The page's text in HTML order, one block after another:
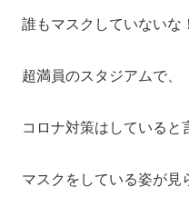
誰もマスクしていないな！
超満員のスタジアムで、
コロナ対策はしていると
マスクをしている姿が見